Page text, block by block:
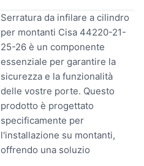
Serratura da infilare a cilindro
per montanti Cisa 44220-21-
25-26 è un componente
essenziale per garantire la
sicurezza e la funzionalità
delle vostre porte. Questo
prodotto è progettato
specificamente per
l'installazione su montanti,
offrendo una soluzio